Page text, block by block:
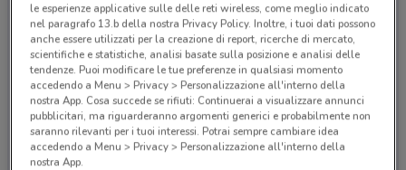
le esperienze applicative sulle delle reti wireless, come meglio indicato
nel paragrafo 13.b della nostra Privacy Policy. Inoltre, i tuoi dati possono
anche essere utilizzati per la creazione di report, ricerche di mercato,
scientifiche e statistiche, analisi basate sulla posizione e analisi delle
tendenze. Puoi modificare le tue preferenze in qualsiasi momento
accedendo a Menu > Privacy > Personalizzazione all'interno della
nostra App. Cosa succede se rifiuti: Continuerai a visualizzare annunci
pubblicitari, ma riguarderanno argomenti generici e probabilmente non
saranno rilevanti per i tuoi interessi. Potrai sempre cambiare idea
accedendo a Menu > Privacy > Personalizzazione all'interno della
nostra App.